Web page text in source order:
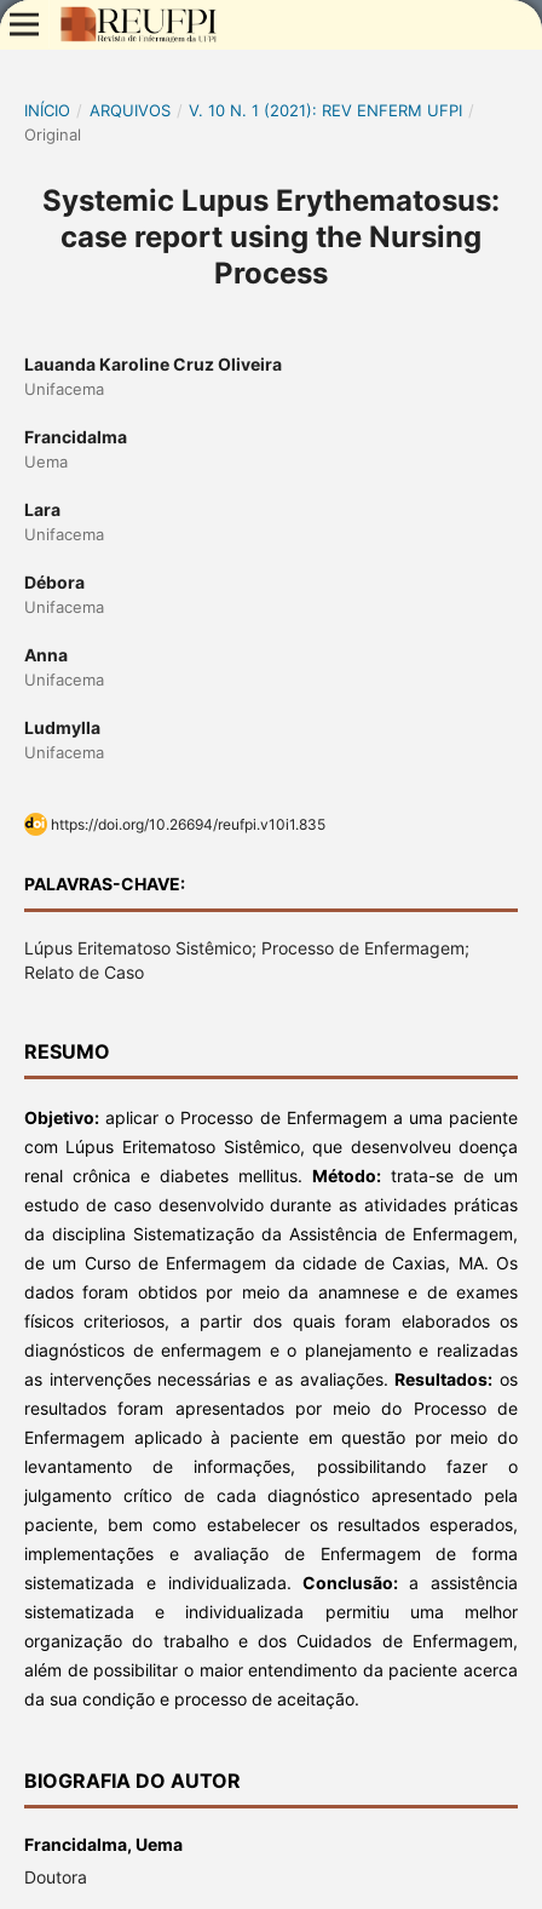
INÍCIO / ARQUIVOS / V. 10 N. 1 (2021): REV ENFERM UFPI /
Original
Systemic Lupus Erythematosus:
case report using the Nursing
Process
Lauanda Karoline Cruz Oliveira
Unifacema
Francidalma
Uema
Lara
Unifacema
Débora
Unifacema
Anna
Unifacema
Ludmylla
Unifacema
https://doi.org/10.26694/reufpi.v10i1.835
PALAVRAS-CHAVE:
Lúpus Eritematoso Sistêmico; Processo de Enfermagem;
Relato de Caso
RESUMO
Objetivo:aplicar o Processo de Enfermagem a uma paciente
com Lúpus Eritematoso Sistêmico, que desenvolveu doença
renal crônica e diabetes mellitus.Método: trata-se de um
estudo de caso desenvolvido durante as atividades práticas
da disciplina Sistematização da Assistência de Enfermagem,
de um Curso de Enfermagem da cidade de Caxias, MA. Os
dados foram obtidos por meio da anamnese e de exames
físicos criteriosos, a partir dos quais foram elaborados os
diagnósticos de enfermagem e o planejamento e realizadas
as intervenções necessárias e as avaliações.Resultados: os
resultados foram apresentados por meio do Processo de
Enfermagem aplicado à paciente em questão por meio do
levantamento de informações, possibilitando fazer o
julgamento crítico de cada diagnóstico apresentado pela
paciente, bem como estabelecer os resultados esperados,
implementações e avaliação de Enfermagem de forma
sistematizada e individualizada.Conclusão:a assistência
sistematizada e individualizada permitiu uma melhor
organização do trabalho e dos Cuidados de Enfermagem,
além de possibilitar o maior entendimento da paciente acerca
da sua condição e processo de aceitação.
BIOGRAFIA DO AUTOR
Francidalma, Uema
Doutora